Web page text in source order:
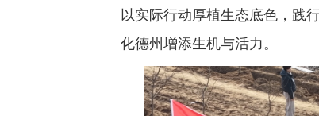
以实际行动厚植生态底色，践
化德州增添生机与活力。